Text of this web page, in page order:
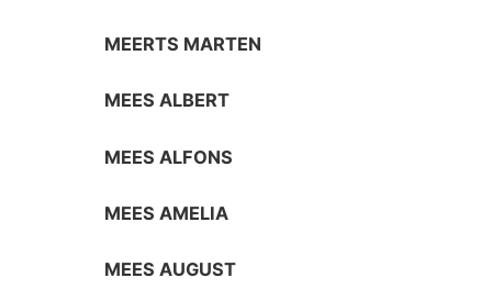
MEERTS MARTEN
MEES ALBERT
MEES ALFONS
MEES AMELIA
MEES AUGUST